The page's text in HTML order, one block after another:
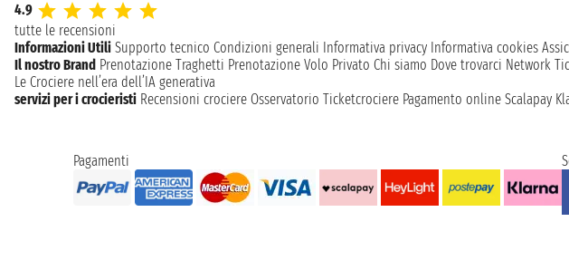
4.9
tutte le recensioni
Informazioni Utili Supporto tecnico Condizioni generali Informativa privacy Informativa cookies
Il nostro Brand Prenotazione Traghetti Prenotazione Volo Privato Chi siamo Dove trovarci Network
Le Crociere nell’era dell’IA generativa
servizi per i crocieristi Recensioni crociere Osservatorio Ticketcrociere Pagamento online Scalapay
Pagamenti